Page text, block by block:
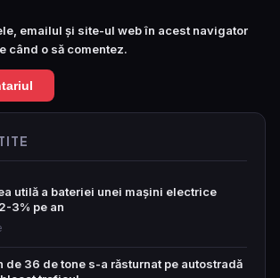
emailul și site-ul web în acest navigator
când o să comentez.
utilă a bateriei unei mașini electrice
3% pe an
de 36 de tone s-a răsturnat pe autostradă